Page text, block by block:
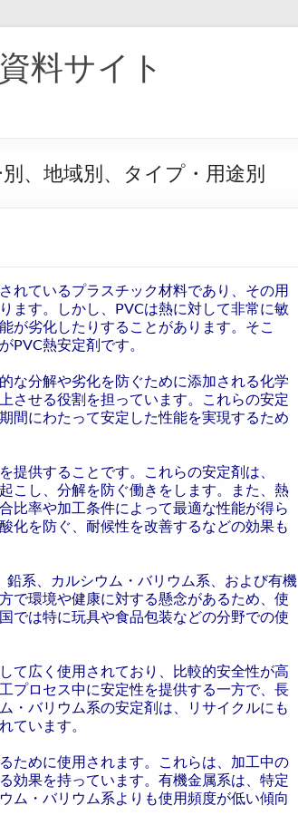
料サイト
、地域別、タイプ・用途別
れているプラスチック材料であり、その用
ます。しかし、PVCは熱に対して非常に敏
が劣化したりすることがあります。そこ
PVC熱安定剤です。
な分解や劣化を防ぐために添加される化学
させる役割を担っています。これらの安定
間にわたって安定した性能を実現するため
提供することです。これらの安定剤は、
こし、分解を防ぐ働きをします。また、熱
比率や加工条件によって最適な性能が得ら
化を防ぐ、耐候性を改善するなどの効果も
系、カルシウム・バリウム系、および有機
で環境や健康に対する懸念があるため、使
では特に玩具や食品包装などの分野での使
て広く使用されており、比較的安全性が高
プロセス中に安定性を提供する一方で、長
・バリウム系の安定剤は、リサイクルにも
ています。
ために使用されます。これらは、加工中の
効果を持っています。有機金属系は、特定
ム・バリウム系よりも使用頻度が低い傾向